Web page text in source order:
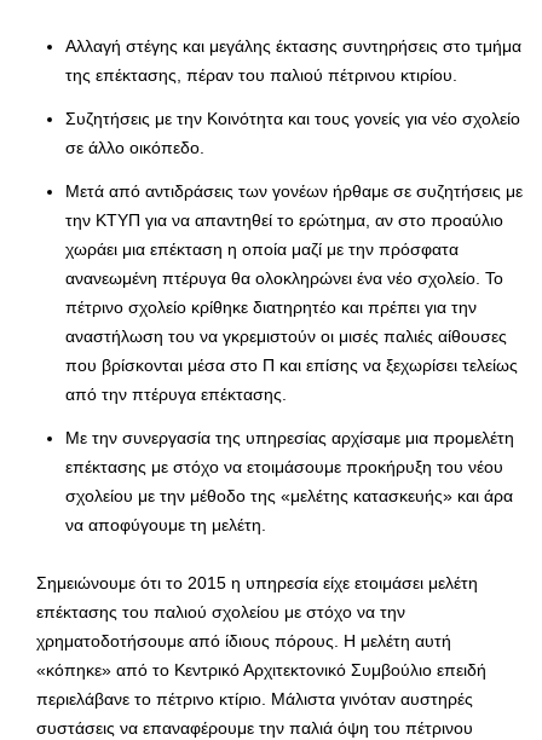
Αλλαγή στέγης και μεγάλης έκτασης συντηρήσεις στο τμήμα
της επέκτασης, πέραν του παλιού πέτρινου κτιρίου.
Συζητήσεις με την Κοινότητα και τους γονείς για νέο σχολείο
σε άλλο οικόπεδο.
Μετά από αντιδράσεις των γονέων ήρθαμε σε συζητήσεις με
την ΚΤΥΠ για να απαντηθεί το ερώτημα, αν στο προαύλιο
χωράει μια επέκταση η οποία μαζί με την πρόσφατα
ανανεωμένη πτέρυγα θα ολοκληρώνει ένα νέο σχολείο. Το
πέτρινο σχολείο κρίθηκε διατηρητέο και πρέπει για την
αναστήλωση του να γκρεμιστούν οι μισές παλιές αίθουσες
που βρίσκονται μέσα στο Π και επίσης να ξεχωρίσει τελείως
από την πτέρυγα επέκτασης.
Με την συνεργασία της υπηρεσίας αρχίσαμε μια προμελέτη
επέκτασης με στόχο να ετοιμάσουμε προκήρυξη του νέου
σχολείου με την μέθοδο της «μελέτης κατασκευής» και άρα
να αποφύγουμε τη μελέτη.
Σημειώνουμε ότι το 2015 η υπηρεσία είχε ετοιμάσει μελέτη
επέκτασης του παλιού σχολείου με στόχο να την
χρηματοδοτήσουμε από ίδιους πόρους. Η μελέτη αυτή
«κόπηκε» από το Κεντρικό Αρχιτεκτονικό Συμβούλιο επειδή
περιελάβανε το πέτρινο κτίριο. Μάλιστα γινόταν αυστηρές
συστάσεις να επαναφέρουμε την παλιά όψη του πέτρινου